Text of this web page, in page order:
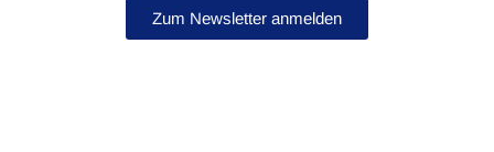
Zum Newsletter anmelden